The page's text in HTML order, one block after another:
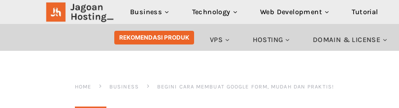
Business Technology Web Development Tutorial
SEARCH FOR:
REKOMENDASI PRODUK VPS HOSTING DOMAIN & LICENSE
HOME BUSINESS BEGINI CARA MEMBUAT GOOGLE FORM, MUDAH DAN PRAKTIS!